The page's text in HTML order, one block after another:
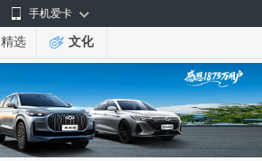
手机爱卡
精选 文化